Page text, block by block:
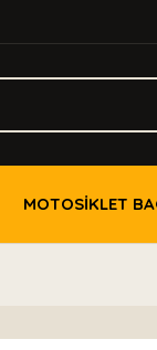
MOTOSİKLET